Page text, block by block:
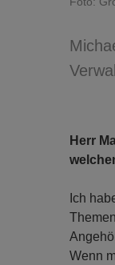
Herr
Ich
Wenn